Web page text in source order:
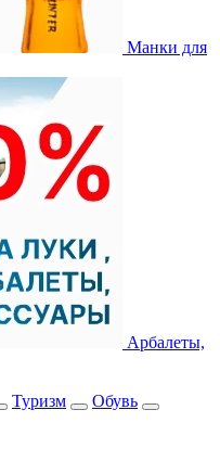
Манки для
Арбалеты,
Туризм
Обувь